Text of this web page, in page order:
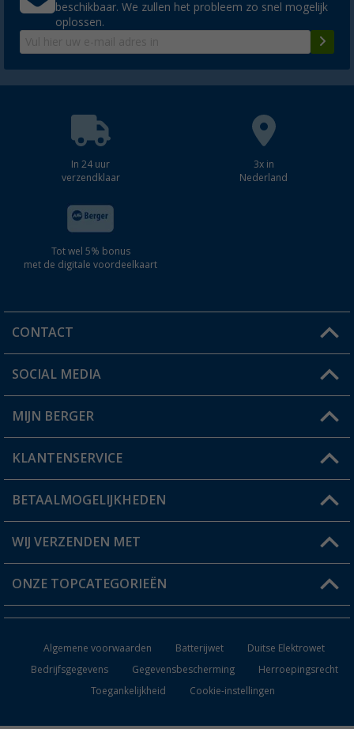
beschikbaar. We zullen het probleem zo snel mogelijk
oplossen.
In 24 uur
verzendklaar
3x in
Nederland
Tot wel 5% bonus
met de digitale voordeelkaart
CONTACT
Een vraag?
Winkel vinden
SOCIAL MEDIA
MIJN BERGER
Mijn account
Status bestelling
Verlanglijstje
KLANTENSERVICE
FAQ & Contact
Verzendinformatie
Catalogus
BETAALMOGELIJKHEDEN
WIJ VERZENDEN MET
ONZE TOPCATEGORIEËN
Keukenaccessoires
Campingmeubilair
Algemene voorwaarden Batterijwet
Duitse Elektrowet
Bedrijfsgegevens
Gegevensbescherming
Herroepingsrecht
Toegankelijkheid
Cookie-instellingen